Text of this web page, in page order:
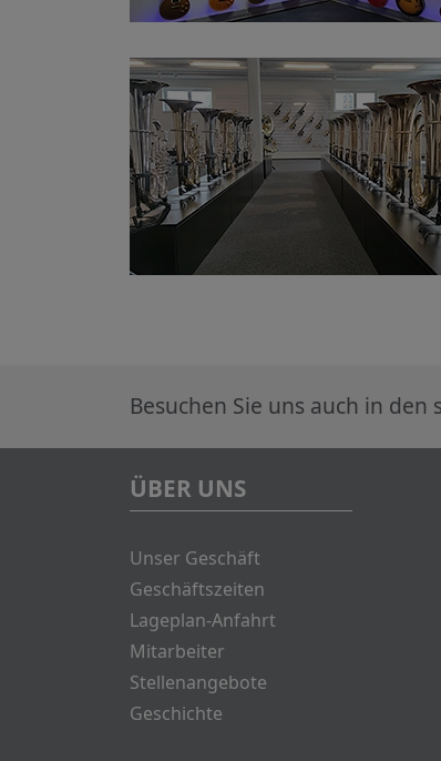
Besuchen Sie uns auch in den
ÜBER UNS
Unser Geschäft
Geschäftszeiten
Lageplan-Anfahrt
Mitarbeiter
Stellenangebote
Geschichte